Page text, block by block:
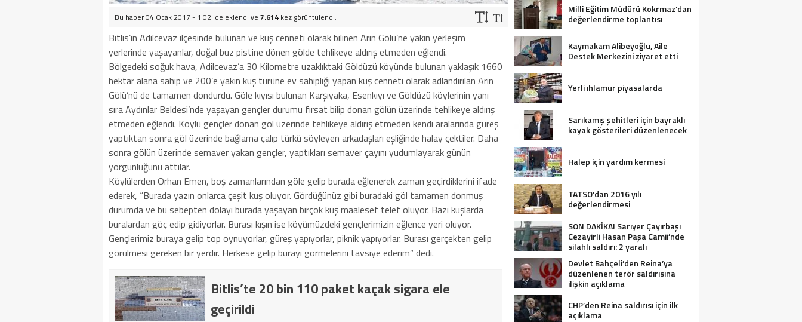
Bu haber 04 Ocak 2017 - 1:02 'de eklendi ve 7.614 kez görüntülendi.
Bitlis’in Adilcevaz ilçesinde bulunan ve kuş cenneti olarak bilinen Arin Gölü’ne yakın yerleşim
yerlerinde yaşayanlar, doğal buz pistine dönen gölde tehlikeye aldırış etmeden eğlendi.
Bölgedeki soğuk hava, Adilcevaz’a 30 Kilometre uzaklıktaki Göldüzü köyünde bulunan yaklaşık 1660
hektar alana sahip ve 200’e yakın kuş türüne ev sahipliği yapan kuş cenneti olarak adlandırılan Arin
Gölü’nü de tamamen dondurdu. Göle kıyısı bulunan Karşıyaka, Esenkıyı ve Göldüzü köylerinin yanı
sıra Aydınlar Beldesi’nde yaşayan gençler durumu fırsat bilip donan gölün üzerinde tehlikeye aldırış
etmeden eğlendi. Köylü gençler donan göl üzerinde tehlikeye aldırış etmeden kendi aralarında güreş
yaptıktan sonra göl üzerinde bağlama çalıp türkü söyleyen arkadaşları eşliğinde halay çektiler. Daha
sonra gölün üzerinde semaver yakan gençler, yaptıkları semaver çayını yudumlayarak günün
yorgunluğunu attılar.
Köylülerden Orhan Emen, boş zamanlarından göle gelip burada eğlenerek zaman geçirdiklerini ifade
ederek, “Burada yazın onlarca çeşit kuş oluyor. Gördüğünüz gibi buradaki göl tamamen donmuş
durumda ve bu sebepten dolayı burada yaşayan birçok kuş maalesef telef oluyor. Bazı kuşlarda
buralardan göç edip gidiyorlar. Burası kışın ise köyümüzdeki gençlerimizin eğlence yeri oluyor.
Gençlerimiz buraya gelip top oynuyorlar, güreş yapıyorlar, piknik yapıyorlar. Burası gerçekten gelip
görülmesi gereken bir yerdir. Herkese gelip burayı görmelerini tavsiye ederim” dedi.
Bitlis’te 20 bin 110 paket kaçak sigara ele
geçirildi
Milli Eğitim Müdürü Kokrmaz’dan
değerlendirme toplantısı
Kaymakam Alibeyoğlu, Aile
Destek Merkezini ziyaret etti
Yerli ıhlamur piyasalarda
Sarıkamış şehitleri için bayraklı
kayak gösterileri düzenlenecek
Halep için yardım kermesi
TATSO’dan 2016 yılı
değerlendirmesi
SON DAKİKA! Sarıyer Çayırbaşı
Cezayirli Hasan Paşa Camii’nde
silahlı saldırı: 2 yaralı
Devlet Bahçeli’den Reina’ya
düzenlenen terör saldırısına
ilişkin açıklama
CHP’den Reina saldırısı için ilk
açıklama